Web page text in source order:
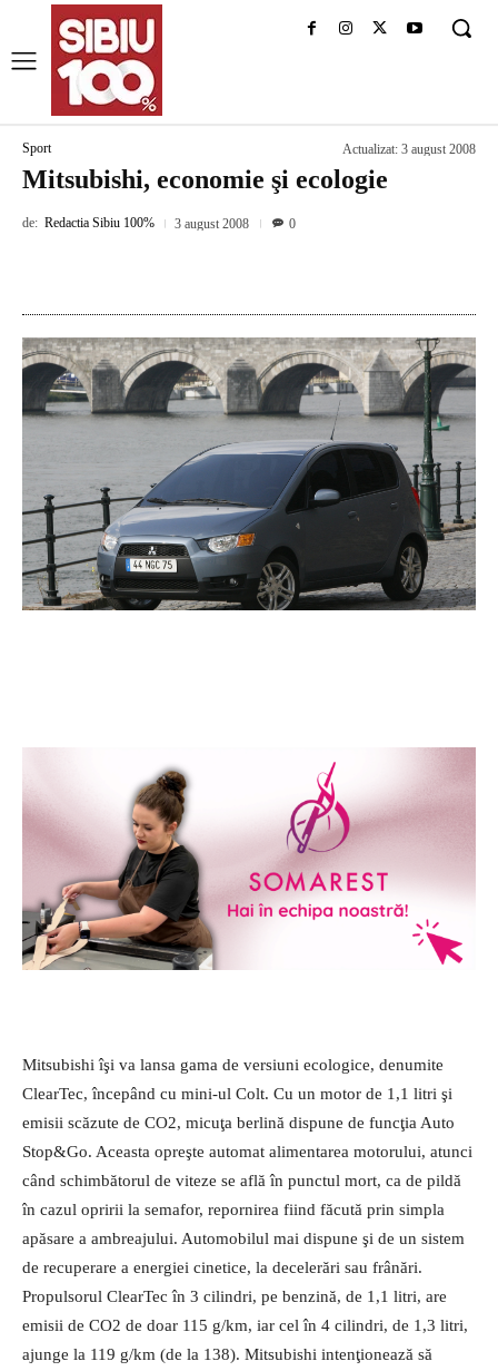
Sport Actualizat: 3 august 2008
Mitsubishi, economie şi ecologie
de: Redactia Sibiu 100% 3 august 2008 0
Mitsubishi îşi va lansa gama de versiuni ecologice, denumite
ClearTec, începând cu mini-ul Colt. Cu un motor de 1,1 litri şi
emisii scăzute de CO2, micuţa berlină dispune de funcţia Auto
Stop&Go. Aceasta opreşte au­tomat alimentarea motorului, atunci
când schimbătorul de viteze se află în punctul mort, ca de pildă
în cazul opririi la semafor, repornirea fiind făcută prin simpla
apă­sare a ambreajului. Automobilul mai dispune şi de un sistem
de recuperare a energiei cinetice, la decelerări sau frânări.
Propulsorul ClearTec în 3 cilindri, pe benzină, de 1,1 litri, are
emisii de CO2 de doar 115 g/km, iar cel în 4 cilindri, de 1,3 litri,
ajunge la 119 g/km (de la 138). Mitsubishi in­ten­ţionea­ză să